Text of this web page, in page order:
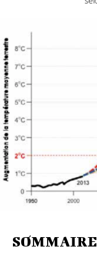
SOMMAIRE